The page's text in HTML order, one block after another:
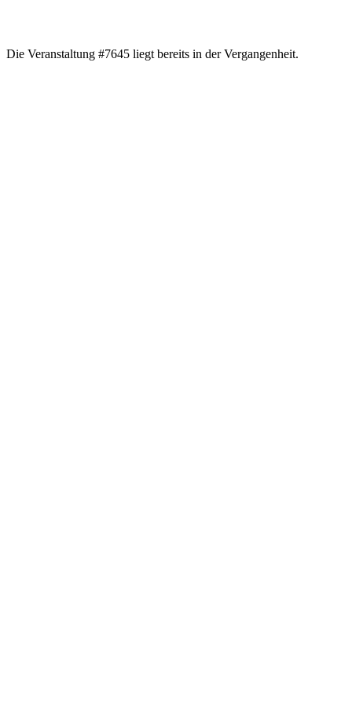
Die Veranstaltung #7645 liegt bereits in der Vergangenheit.